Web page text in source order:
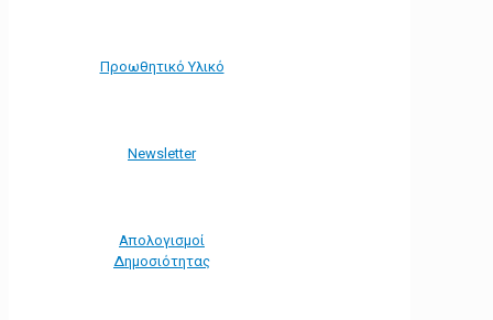
Προωθητικό Υλικό
Νewsletter
Απολογισμοί
Δημοσιότητας